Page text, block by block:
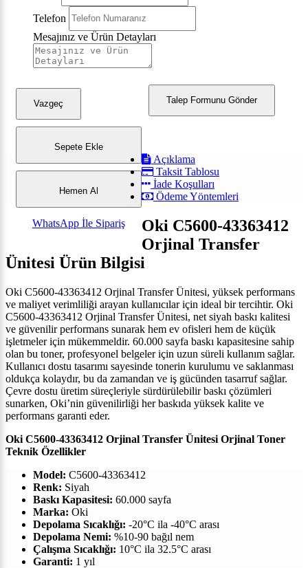
Telefon
Mesajınız ve Ürün Detayları
Talep Formunu Gönder
Vazgeç
Sepete Ekle
Hemen Al
WhatsApp İle Sipariş
Açıklama
Taksit Tablosu
İade Koşulları
Ödeme Yöntemleri
Oki C5600-43363412
Orjinal Transfer
Ünitesi Ürün Bilgisi
Oki C5600-43363412 Orjinal Transfer Ünitesi, yüksek performans
ve maliyet verimliliği arayan kullanıcılar için ideal bir tercihtir. Oki
C5600-43363412 Orjinal Transfer Ünitesi, net siyah baskı kalitesi
ve güvenilir performans sunarak hem ev ofisleri hem de küçük
işletmeler için mükemmeldir. 60.000 sayfa baskı kapasitesine sahip
olan bu toner, profesyonel belgeler için uzun süreli kullanım sağlar.
Kullanıcı dostu tasarımı sayesinde tonerin kurulumu ve saklanması
oldukça kolaydır, bu da zamandan ve iş gücünden tasarruf sağlar.
Çevre dostu üretim süreçleriyle sürdürülebilir baskı çözümleri
sunarken, Oki’nin güvenilirliği her baskıda yüksek kalite ve
performans garanti eder.
Oki C5600-43363412 Orjinal Transfer Ünitesi Orjinal Toner
Teknik Özellikler
Model: C5600-43363412
Renk: Siyah
Baskı Kapasitesi: 60.000 sayfa
Marka: Oki
Depolama Sıcaklığı: -20°C ila -40°C arası
Depolama Nemi: %10-90 bağıl nem
Çalışma Sıcaklığı: 10°C ila 32.5°C arası
Garanti: 1 yıl